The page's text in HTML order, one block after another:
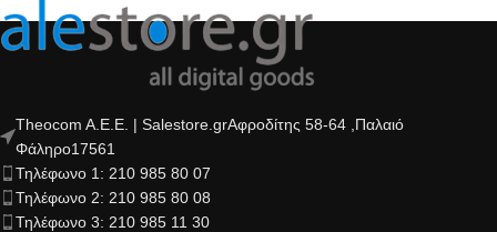
Theocom A.E.E. | Salestore.grΑφροδίτης 58-64 ,Παλαιό
Φάληρο17561
Τηλέφωνο 1: 210 985 80 07
Τηλέφωνο 2: 210 985 80 08
Τηλέφωνο 3: 210 985 11 30